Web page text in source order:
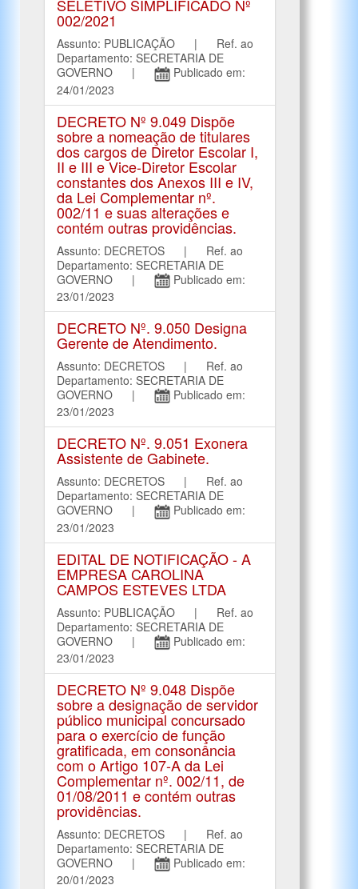
SELETIVO SIMPLIFICADO Nº
002/2021
Assunto: PUBLICAÇÃO | Ref. ao
Departamento: SECRETARIA DE
GOVERNO |
Publicado em:
24/01/2023
DECRETO Nº 9.049 Dispõe
sobre a nomeação de titulares
dos cargos de Diretor Escolar I,
II e III e Vice-Diretor Escolar
constantes dos Anexos III e IV,
da Lei Complementar nº.
002/11 e suas alterações e
contém outras providências.
Assunto: DECRETOS | Ref. ao
Departamento: SECRETARIA DE
GOVERNO |
Publicado em:
23/01/2023
DECRETO Nº. 9.050 Designa
Gerente de Atendimento.
Assunto: DECRETOS | Ref. ao
Departamento: SECRETARIA DE
GOVERNO |
Publicado em:
23/01/2023
DECRETO Nº. 9.051 Exonera
Assistente de Gabinete.
Assunto: DECRETOS | Ref. ao
Departamento: SECRETARIA DE
GOVERNO |
Publicado em:
23/01/2023
EDITAL DE NOTIFICAÇÃO - A
EMPRESA CAROLINA
CAMPOS ESTEVES LTDA
Assunto: PUBLICAÇÃO | Ref. ao
Departamento: SECRETARIA DE
GOVERNO |
Publicado em:
23/01/2023
DECRETO Nº 9.048 Dispõe
sobre a designação de servidor
público municipal concursado
para o exercício de função
gratificada, em consonância
com o Artigo 107-A da Lei
Complementar nº. 002/11, de
01/08/2011 e contém outras
providências.
Assunto: DECRETOS | Ref. ao
Departamento: SECRETARIA DE
GOVERNO |
Publicado em:
20/01/2023